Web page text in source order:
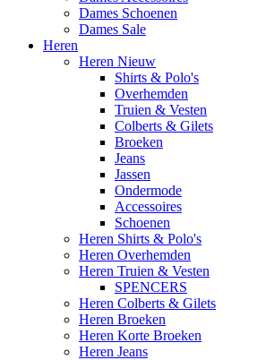
Dames Schoenen
Dames Sale
Heren
Heren Nieuw
Shirts & Polo's
Overhemden
Truien & Vesten
Colberts & Gilets
Broeken
Jeans
Jassen
Ondermode
Accessoires
Schoenen
Heren Shirts & Polo's
Heren Overhemden
Heren Truien & Vesten
SPENCERS
Heren Colberts & Gilets
Heren Broeken
Heren Korte Broeken
Heren Jeans